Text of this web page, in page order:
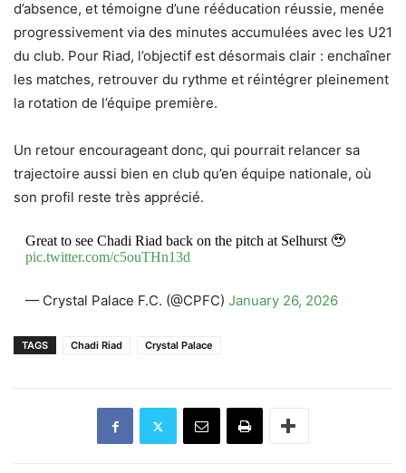
d’absence, et témoigne d’une rééducation réussie, menée
progressivement via des minutes accumulées avec les U21
du club. Pour Riad, l’objectif est désormais clair : enchaîner
les matches, retrouver du rythme et réintégrer pleinement
la rotation de l’équipe première.
Un retour encourageant donc, qui pourrait relancer sa
trajectoire aussi bien en club qu’en équipe nationale, où
son profil reste très apprécié.
Great to see Chadi Riad back on the pitch at Selhurst 🥹
pic.twitter.com/c5ouTHn13d
— Crystal Palace F.C. (@CPFC) January 26, 2026
TAGS Chadi Riad Crystal Palace